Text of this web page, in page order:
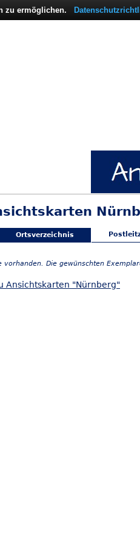
Ortsverzeichnis
vorhanden. Die gewünschten
Ansichtskarten "Nürnberg"
zu ermöglichen.